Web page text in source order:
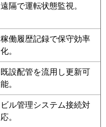
遠隔で運転状態監視。
稼働履歴記録で保守効率
化。
既設配管を流用し更新可
能。
ビル管理システム接続対
応。